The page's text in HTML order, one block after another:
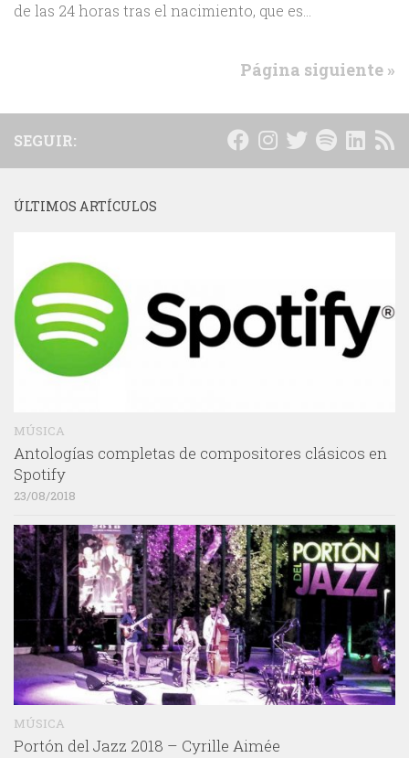
de las 24 horas tras el nacimiento, que es...
Página siguiente »
SEGUIR:
ÚLTIMOS ARTÍCULOS
MÚSICA
Antologías completas de compositores clásicos en
Spotify
23/08/2018
MÚSICA
Portón del Jazz 2018 – Cyrille Aimée